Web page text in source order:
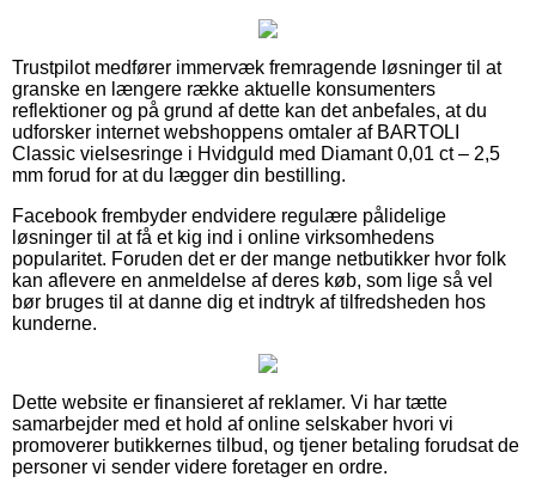
Trustpilot medfører immervæk fremragende løsninger til at
granske en længere række aktuelle konsumenters
reflektioner og på grund af dette kan det anbefales, at du
udforsker internet webshoppens omtaler af BARTOLI
Classic vielsesringe i Hvidguld med Diamant 0,01 ct – 2,5
mm forud for at du lægger din bestilling.
Facebook frembyder endvidere regulære pålidelige
løsninger til at få et kig ind i online virksomhedens
popularitet. Foruden det er der mange netbutikker hvor folk
kan aflevere en anmeldelse af deres køb, som lige så vel
bør bruges til at danne dig et indtryk af tilfredsheden hos
kunderne.
Dette website er finansieret af reklamer. Vi har tætte
samarbejder med et hold af online selskaber hvori vi
promoverer butikkernes tilbud, og tjener betaling forudsat de
personer vi sender videre foretager en ordre.